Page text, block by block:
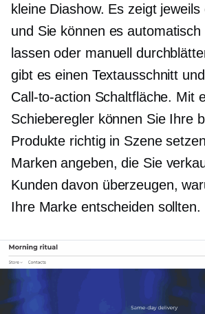
kleine Diashow. Es zeigt jeweils
und Sie können es automatisch
lassen oder manuell
gibt es einen Textausschnitt
Call-to-action Schaltfläche. Mit
Schieberegler können Sie Ihre
Produkte richtig in Szene
Marken angeben, die Sie
Kunden davon überzeugen,
Ihre Marke entscheiden sollten.